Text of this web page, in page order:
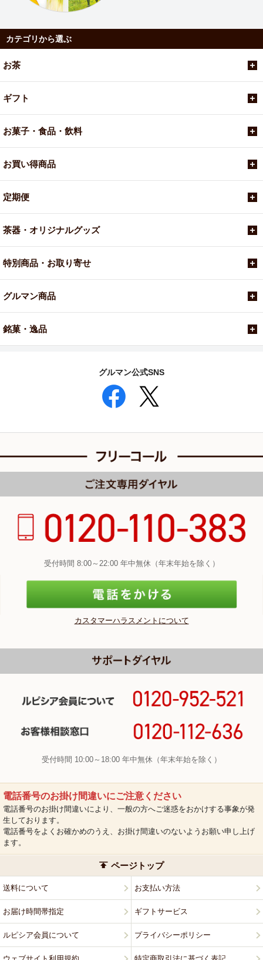
カテゴリから選ぶ
お茶
ギフト
お菓子・食品・飲料
お買い得商品
定期便
茶器・オリジナルグッズ
特別商品・お取り寄せ
グルマン商品
銘菓・逸品
グルマン公式SNS
受付時間 8:00～22:00 年中無休（年末年始を除く）
カスタマーハラスメントについて
受付時間 10:00～18:00 年中無休（年末年始を除く）
電話番号のお掛け間違いにご注意ください
電話番号のお掛け間違いにより、一般の方へご迷惑をおかけする事象が発
生しております。
電話番号をよくお確かめのうえ、お掛け間違いのないようお願い申し上げ
ます。
ページトップ
送料について お支払い方法
お届け時間帯指定 ギフトサービス
ルピシア会員について プライバシーポリシー